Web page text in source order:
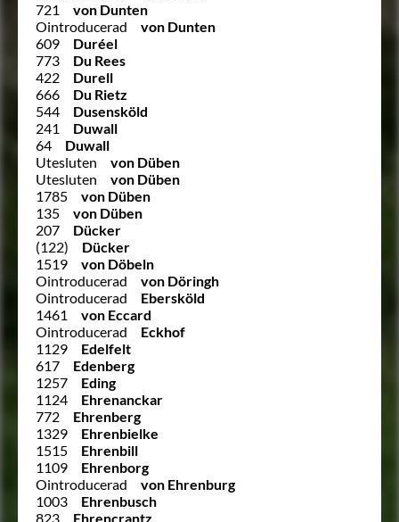
721
von Dunten
Ointroducerad
von Dunten
609
Duréel
773
Du Rees
422
Durell
666
Du Rietz
544
Dusensköld
241
Duwall
64
Duwall
Utesluten
von Düben
Utesluten
von Düben
1785
von Düben
135
von Düben
207
Dücker
(122)
Dücker
1519
von Döbeln
Ointroducerad
von Döringh
Ointroducerad
Ebersköld
1461
von Eccard
Ointroducerad
Eckhof
1129
Edelfelt
617
Edenberg
1257
Eding
1124
Ehrenanckar
772
Ehrenberg
1329
Ehrenbielke
1515
Ehrenbill
1109
Ehrenborg
Ointroducerad
von Ehrenburg
1003
Ehrenbusch
823
Ehrencrantz